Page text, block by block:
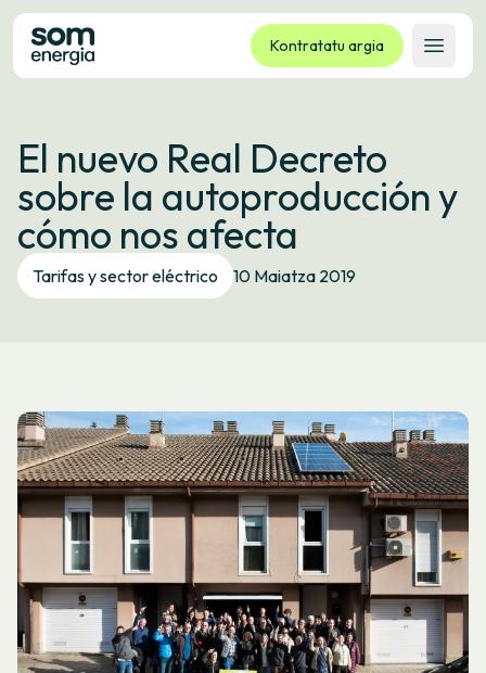
Kontratatu argia
Ireki
Tarifak
Zerbitzuak
Enpresak
Kooperatiba
Kontaktua
El nuevo Real Decreto
sobre la autoproducción y
cómo nos afecta
Tarifas y sector eléctrico 10 Maiatza 2019